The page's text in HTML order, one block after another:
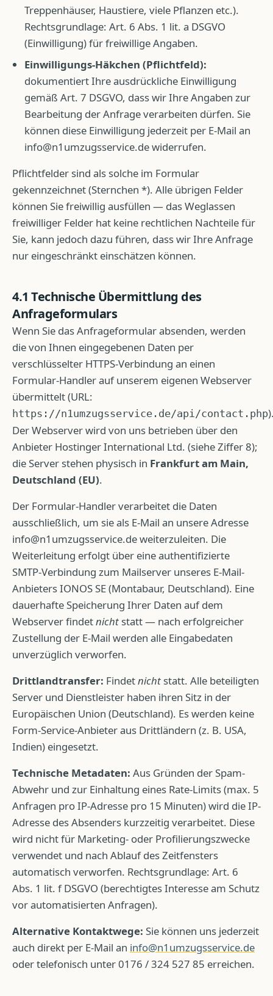
Treppenhäuser, Haustiere, viele Pflanzen etc.).
Rechtsgrundlage: Art. 6 Abs. 1 lit. a DSGVO
(Einwilligung) für freiwillige Angaben.
Einwilligungs-Häkchen (Pflichtfeld):
dokumentiert Ihre ausdrückliche Einwilligung
gemäß Art. 7 DSGVO, dass wir Ihre Angaben zur
Bearbeitung der Anfrage verarbeiten dürfen. Sie
können diese Einwilligung jederzeit per E-Mail an
info@n1umzugsservice.dewiderrufen.
Pflichtfelder sind als solche im Formular
gekennzeichnet (Sternchen *). Alle übrigen Felder
können Sie freiwillig ausfüllen — das Weglassen
freiwilliger Felder hat keine rechtlichen Nachteile für
Sie, kann jedoch dazu führen, dass wir Ihre Anfrage
nur eingeschränkt einschätzen können.
4.1 Technische Übermittlung des
Anfrageformulars
Wenn Sie das Anfrageformular absenden, werden
die von Ihnen eingegebenen Daten per
verschlüsselter HTTPS-Verbindung an einen
Formular-Handler auf unserem eigenen Webserver
übermittelt (URL:
https://n1umzugsservice.de/api/contact.php
Der Webserver wird von uns betrieben über den
Anbieter Hostinger International Ltd. (siehe Ziffer 8);
die Server stehen physisch in Frankfurt am Main,
Deutschland (EU).
Der Formular-Handler verarbeitet die Daten
ausschließlich, um sie als E-Mail an unsere Adresse
info@n1umzugsservice.deweiterzuleiten. Die
Weiterleitung erfolgt über eine authentifizierte
SMTP-Verbindung zum Mailserver unseres E-Mail-
Anbieters IONOS SE (Montabaur, Deutschland). Eine
dauerhafte Speicherung Ihrer Daten auf dem
Webserver findetnicht statt — nach erfolgreicher
Zustellung der E-Mail werden alle Eingabedaten
unverzüglich verworfen.
Drittlandtransfer: Findetnicht statt. Alle beteiligten
Server und Dienstleister haben ihren Sitz in der
Europäischen Union (Deutschland). Es werden keine
Form-Service-Anbieter aus Drittländern (z. B. USA,
Indien) eingesetzt.
Technische Metadaten: Aus Gründen der Spam-
Abwehr und zur Einhaltung eines Rate-Limits (max. 5
Anfragen pro IP-Adresse pro 15 Minuten) wird die IP-
Adresse des Absenders kurzzeitig verarbeitet. Diese
wird nicht für Marketing- oder Profilierungszwecke
verwendet und nach Ablauf des Zeitfensters
automatisch verworfen. Rechtsgrundlage: Art. 6
Abs. 1 lit. f DSGVO (berechtigtes Interesse am Schutz
vor automatisierten Anfragen).
Alternative Kontaktwege: Sie können uns jederzeit
auch direkt per E-Mail an info@n1umzugsservice.de
oder telefonisch unter0176 / 324 527 85 erreichen.